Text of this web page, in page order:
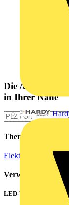
Die Altlampen
in Ihrer Nähe
Themen
Elektroinstallation
Verwandte Inhalte
LED-Walls effizient